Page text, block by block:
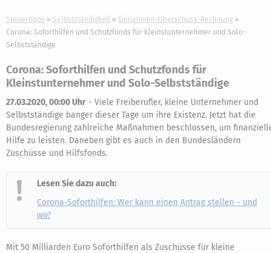
Steuertipps Selbstständigkeit
Einnahmen-Überschuss-Rechnung
Corona: Soforthilfen und Schutzfonds für Kleinstunternehmer und Solo-
Selbstständige
Corona: Soforthilfen und Schutzfonds für
Kleinstunternehmer und Solo-Selbstständige
27.03.2020, 00:00 Uhr - Viele Freiberufler, kleine Unternehmer und
Selbstständige banger dieser Tage um ihre Existenz. Jetzt hat die
Bundesregierung zahlreiche Maßnahmen beschlossen, um
Hilfe zu leisten. Daneben gibt es auch in den Bundesländern
Zuschüsse und Hilfsfonds.
Lesen Sie dazu auch:
Corona-Soforthilfen: Wer kann einen Antrag stellen - und
wo?
Mit 50 Milliarden Euro Soforthilfen als Zuschüsse für kleine